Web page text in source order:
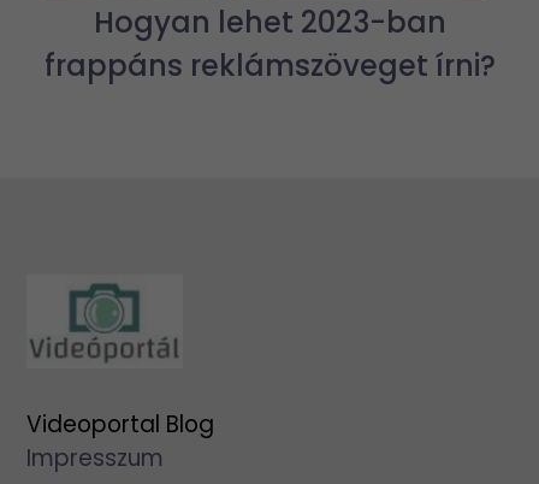
Hogyan lehet 2023-ban
frappáns reklámszöveget írni?
Videoportal Blog
Impresszum